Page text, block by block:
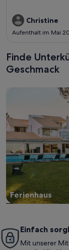
Christine
Aufenthalt im Mai
Finde
Geschmack
Ferienhaus
Suche nach
Einfach
Mit unserer